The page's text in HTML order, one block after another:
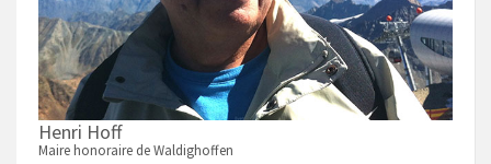
Henri Hoff
Maire honoraire de Waldighoffen